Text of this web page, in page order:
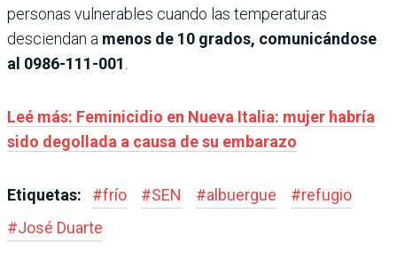
personas vulnerables cuando las temperaturas
desciendan a menos de 10 grados, comunicándose
al 0986-111-001.
Leé más: Feminicidio en Nueva Italia: mujer habría
sido degollada a causa de su embarazo
Etiquetas: #frío #SEN #albuergue #refugio
#José Duarte